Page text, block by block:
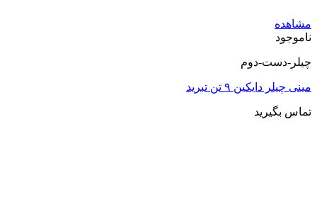
دوم
۹ تن تبرید